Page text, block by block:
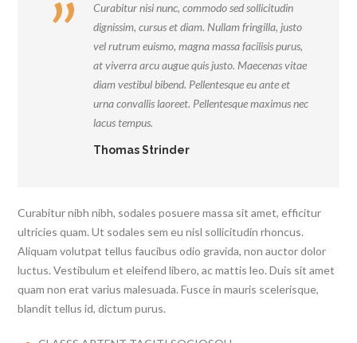
Curabitur nisi nunc, commodo sed sollicitudin
dignissim, cursus et diam. Nullam fringilla, justo
vel rutrum euismo, magna massa facilisis purus,
at viverra arcu augue quis justo. Maecenas vitae
diam vestibul bibend. Pellentesque eu ante et
urna convallis laoreet. Pellentesque maximus nec
lacus tempus.
Thomas Strinder
Curabitur nibh nibh, sodales posuere massa sit amet, efficitur
ultricies quam. Ut sodales sem eu nisl sollicitudin rhoncus.
Aliquam volutpat tellus faucibus odio gravida, non auctor dolor
luctus. Vestibulum et eleifend libero, ac mattis leo. Duis sit amet
quam non erat varius malesuada. Fusce in mauris scelerisque,
blandit tellus id, dictum purus.